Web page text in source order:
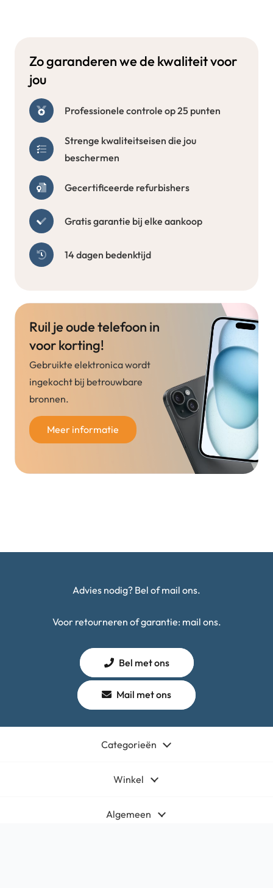
Zo garanderen we de kwaliteit voor
jou
Professionele controle op 25 punten
Strenge kwaliteitseisen die jou
beschermen
Gecertificeerde refurbishers
Gratis garantie bij elke aankoop
14 dagen bedenktijd
Ruil je oude telefoon in
voor korting!
Gebruikte elektronica wordt
ingekocht bij betrouwbare
bronnen.
Meer informatie
Advies nodig? Bel of mail ons.
Voor retourneren of garantie: mail ons.
Bel met ons
Mail met ons
Categorieën
Winkel
Algemeen